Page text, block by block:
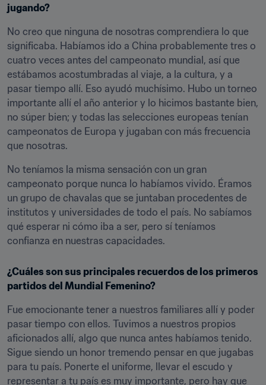
jugando?
No creo que ninguna de nosotras comprendiera lo que
significaba. Habíamos ido a China probablemente tres o
cuatro veces antes del campeonato mundial, así que
estábamos acostumbradas al viaje, a la cultura, y a
pasar tiempo allí. Eso ayudó muchísimo. Hubo un torneo
importante allí el año anterior y lo hicimos bastante bien,
no súper bien; y todas las selecciones europeas tenían
campeonatos de Europa y jugaban con más frecuencia
que nosotras.
No teníamos la misma sensación con un gran
campeonato porque nunca lo habíamos vivido. Éramos
un grupo de chavalas que se juntaban procedentes de
institutos y universidades de todo el país. No sabíamos
qué esperar ni cómo iba a ser, pero sí teníamos
confianza en nuestras capacidades.
¿Cuáles son sus principales recuerdos de los primeros
partidos del Mundial Femenino?
Fue emocionante tener a nuestros familiares allí y poder
pasar tiempo con ellos. Tuvimos a nuestros propios
aficionados allí, algo que nunca antes habíamos tenido.
Sigue siendo un honor tremendo pensar en que jugabas
para tu país. Ponerte el uniforme, llevar el escudo y
representar a tu país es muy importante, pero hay que